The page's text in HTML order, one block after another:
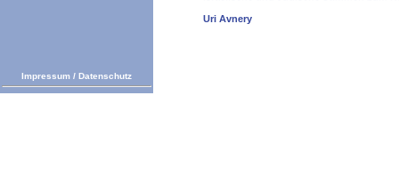
Uri Avnery
Impressum / Datenschutz